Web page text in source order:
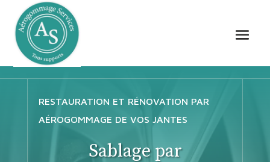
RESTAURATION ET RÉNOVATION PAR
AÉROGOMMAGE DE VOS JANTES
Sablage par